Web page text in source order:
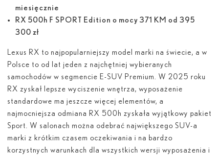
miesięcznie
RX 500h F SPORT Edition o mocy 371 KM od 395
300 zł
Lexus RX to najpopularniejszy model marki na świecie, a w
Polsce to od lat jeden z najchętniej wybieranych
samochodów w segmencie E-SUV Premium. W 2025 roku
RX zyskał lepsze wyciszenie wnętrza, wyposażenie
standardowe ma jeszcze więcej elementów, a
najmocniejsza odmiana RX 500 h zyskała wyjątkowy pakiet
Sport. W salonach można odebrać największego SUV-a
marki z krótkim czasem oczekiwania i na bardzo
korzystnych warunkach dla wszystkich wersji wyposażenia i